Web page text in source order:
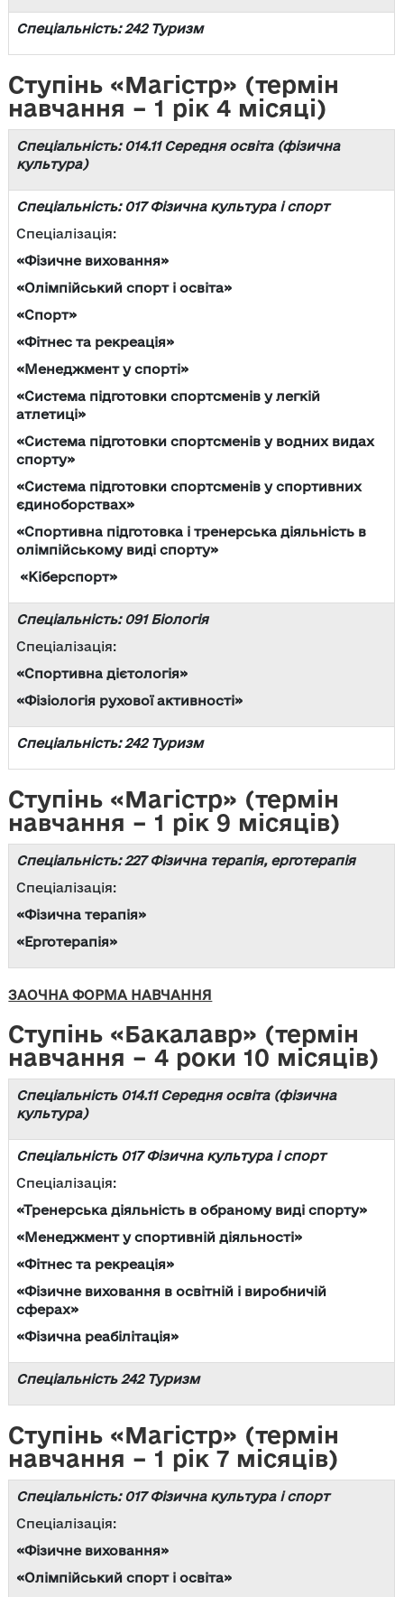
Спеціальність: 242 Туризм
Ступінь «Магістр» (термін
навчання – 1 рік 4 місяці)
Спеціальність: 014.11 Середня освіта (фізична
культура)
Спеціальність: 017 Фізична культура і спорт
Спеціалізація:
«Фізичне виховання»
«Олімпійський спорт і освіта»
«Спорт»
«Фітнес та рекреація»
«Менеджмент у спорті»
«Система підготовки спортсменів у легкій
атлетиці»
«Система підготовки спортсменів у водних видах
спорту»
«Система підготовки спортсменів у спортивних
єдиноборствах»
«Спортивна підготовка і тренерська діяльність в
олімпійському виді спорту»
«Кіберспорт»
Спеціальність: 091 Біологія
Спеціалізація:
«Спортивна дієтологія»
«Фізіологія рухової активності»
Спеціальність: 242 Туризм
Ступінь «Магістр» (термін
навчання – 1 рік 9 місяців)
Спеціальність: 227 Фізична терапія, ерготерапія
Спеціалізація:
«Фізична терапія»
«Ерготерапія»
ЗАОЧНА ФОРМА НАВЧАННЯ
Ступінь «Бакалавр» (термін
навчання – 4 роки 10 місяців)
Спеціальність 014.11 Середня освіта (фізична
культура)
Спеціальність 017 Фізична культура і спорт
Спеціалізація:
«Тренерська діяльність в обраному виді спорту»
«Менеджмент у спортивній діяльності»
«Фітнес та рекреація»
«Фізичне виховання в освітній і виробничій
сферах»
«Фізична реабілітація»
Спеціальність 242 Туризм
Ступінь «Магістр» (термін
навчання – 1 рік 7 місяців)
Спеціальність: 017 Фізична культура і спорт
Спеціалізація:
«Фізичне виховання»
«Олімпійський спорт і освіта»